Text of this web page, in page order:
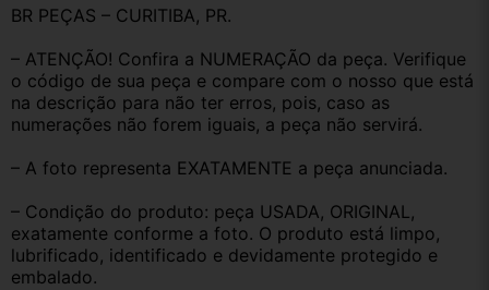
BR PEÇAS – CURITIBA, PR.
– ATENÇÃO! Confira a NUMERAÇÃO da peça. Verifique
o código de sua peça e compare com o nosso que está
na descrição para não ter erros, pois, caso as
numerações não forem iguais, a peça não servirá.
– A foto representa EXATAMENTE a peça anunciada.
– Condição do produto: peça USADA, ORIGINAL,
exatamente conforme a foto. O produto está limpo,
lubrificado, identificado e devidamente protegido e
embalado.